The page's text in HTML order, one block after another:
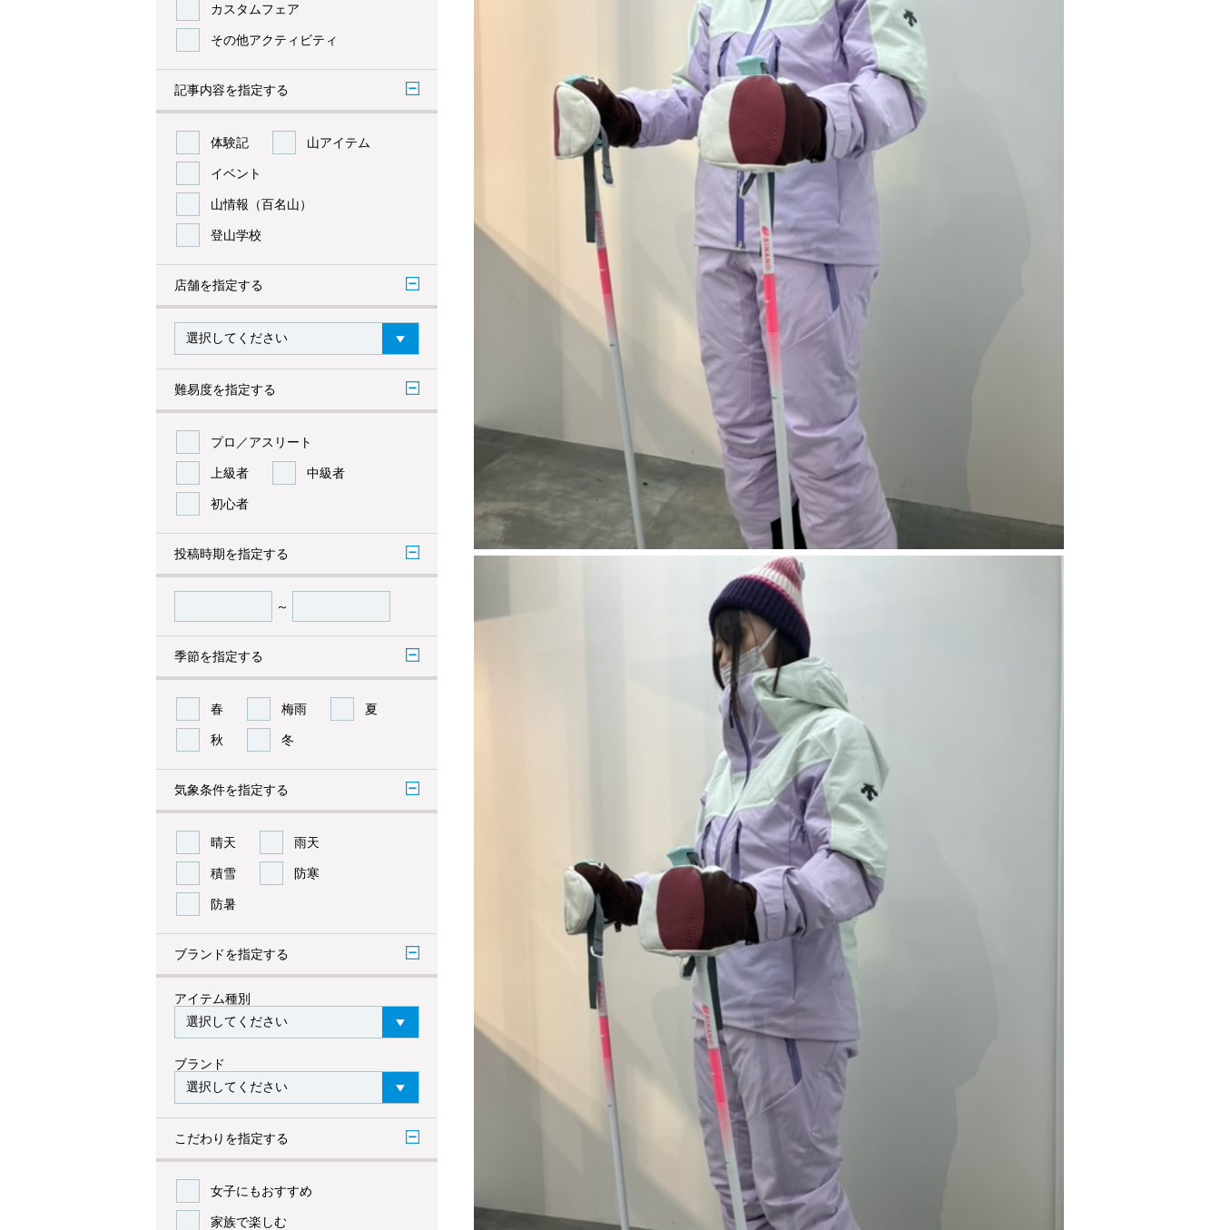
カスタムフェア
その他アクティビティ
記事内容を指定する
体験記 山アイテム
イベント
山情報（百名山）
登山学校
店舗を指定する
難易度を指定する
プロ／アスリート
上級者 中級者
初心者
投稿時期を指定する
～
季節を指定する
春 梅雨 夏
秋 冬
気象条件を指定する
晴天 雨天
積雪 防寒
防暑
ブランドを指定する
アイテム種別
ブランド
こだわりを指定する
女子にもおすすめ
家族で楽しむ